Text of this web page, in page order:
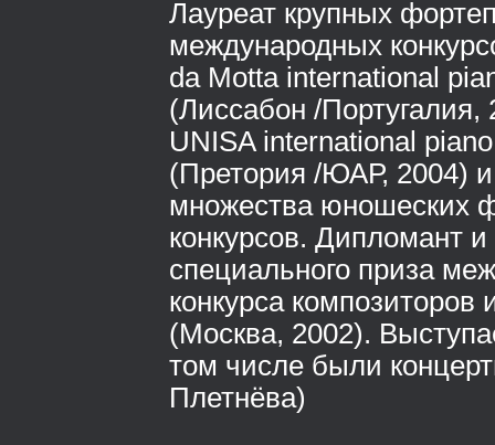
Лауреат крупных
международных
da Motta international
(Лиссабон /Португалия,
UNISA international
(Претория /ЮАР, 2004)
множества юношеских
конкурсов. Дипломант
специального приза
конкурса
(Москва, 2002).
том числе были
Плетнёва)